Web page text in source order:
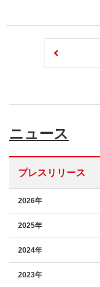
ニュース
プレスリリース
2026年
2025年
2024年
2023年